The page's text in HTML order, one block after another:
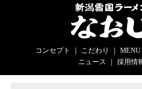
コンセプト こだわり MENU
ニュース
採用情